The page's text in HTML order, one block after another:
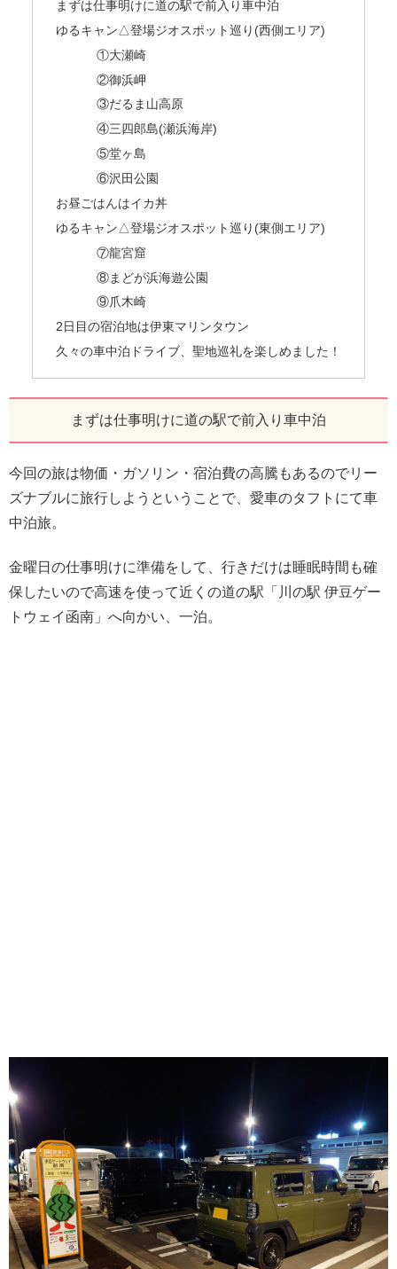
まずは仕事明けに道の駅で前入り車中泊
ゆるキャン△登場ジオスポット巡り(西側エリア)
①大瀬崎
②御浜岬
③だるま山高原
④三四郎島(瀬浜海岸)
⑤堂ヶ島
⑥沢田公園
お昼ごはんはイカ丼
ゆるキャン△登場ジオスポット巡り(東側エリア)
⑦龍宮窟
⑧まどが浜海遊公園
⑨爪木崎
2日目の宿泊地は伊東マリンタウン
久々の車中泊ドライブ、聖地巡礼を楽しめました！
まずは仕事明けに道の駅で前入り車中泊
今回の旅は物価・ガソリン・宿泊費の高騰もあるのでリー
ズナブルに旅行しようということで、愛車のタフトにて車
中泊旅。
金曜日の仕事明けに準備をして、行きだけは睡眠時間も確
保したいので高速を使って近くの道の駅「川の駅 伊豆ゲー
トウェイ函南」へ向かい、一泊。